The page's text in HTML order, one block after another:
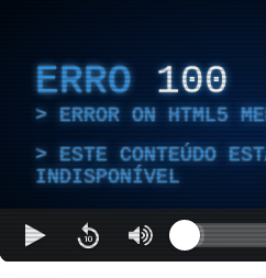
ERRO 100
ERROR ON HTML5
ESTE CONTEÚDO
INDISPONÍVEL